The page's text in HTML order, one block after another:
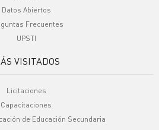
Datos Abiertos
Frecuentes
UPSTI
VISITADOS
Licitaciones
Capacitaciones
de Educación Secundaria